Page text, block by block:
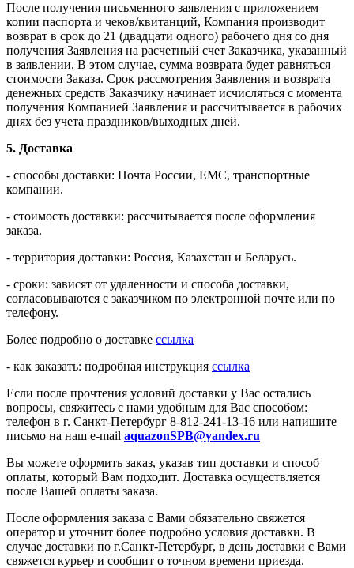
После получения письменного заявления с приложением
копии паспорта и чеков/квитанций, Компания производит
возврат в срок до 21 (двадцати одного) рабочего дня со дня
получения 3аявления на расчетный счет Заказчика, указанный
в заявлении. В этом случае, сумма возврата будет равняться
стоимости Заказа. Срок рассмотрения Заявления и возврата
денежных средств Заказчику начинает исчисляться с момента
получения Компанией Заявления и рассчитывается в рабочих
днях без учета праздников/выходных дней.
5. Доставка
- способы доставки: Почта России, ЕМС, транспортные
компании.
- стоимость доставки: рассчитывается после оформления
заказа.
- территория доставки: Россия, Казахстан и Беларусь.
- сроки: зависят от удаленности и способа доставки,
согласовываются с заказчиком по электронной почте или по
телефону.
Более подробно о доставке ссылка
- как заказать: подробная инструкция ссылка
Если после прочтения условий доставки у Вас остались
вопросы, свяжитесь с нами удобным для Вас способом:
телефон в г. Санкт-Петербург 8-812-241-13-16 или напишите
письмо на наш e-mail aquazonSPB@yandex.ru
Вы можете оформить заказ, указав тип доставки и способ
оплаты, который Вам подходит. Доставка осуществляется
после Вашей оплаты заказа.
После оформления заказа с Вами обязательно свяжется
оператор и уточнит более подробно условия доставки. В
случае доставки по г.Санкт-Петербург, в день доставки с Вами
свяжется курьер и сообщит о точном времени приезда.